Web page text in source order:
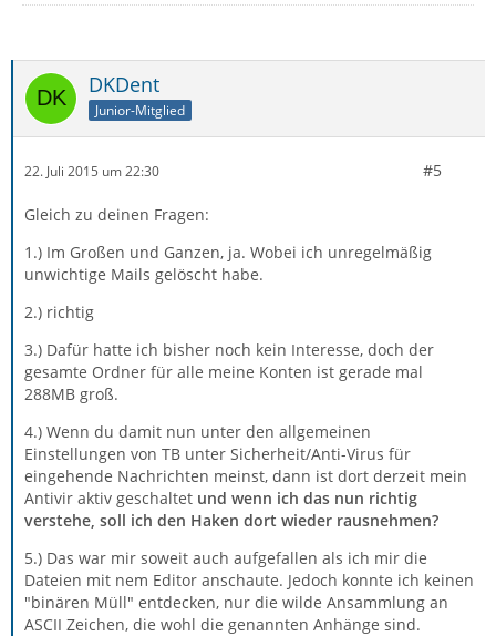
DKDent
Junior-Mitglied
22. Juli 2015 um 22:30 #5
Gleich zu deinen Fragen:
1.) Im Großen und Ganzen, ja. Wobei ich unregelmäßig
unwichtige Mails gelöscht habe.
2.) richtig
3.) Dafür hatte ich bisher noch kein Interesse, doch der
gesamte Ordner für alle meine Konten ist gerade mal
288MB groß.
4.) Wenn du damit nun unter den allgemeinen
Einstellungen von TB unter Sicherheit/Anti-Virus für
eingehende Nachrichten meinst, dann ist dort derzeit mein
Antivir aktiv geschaltet und wenn ich das nun richtig
verstehe, soll ich den Haken dort wieder rausnehmen?
5.) Das war mir soweit auch aufgefallen als ich mir die
Dateien mit nem Editor anschaute. Jedoch konnte ich keinen
"binären Müll" entdecken, nur die wilde Ansammlung an
ASCII Zeichen, die wohl die genannten Anhänge sind.